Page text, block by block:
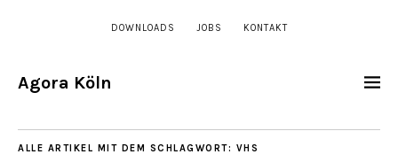
DOWNLOADS JOBS KONTAKT
Agora Köln
ALLE ARTIKEL MIT DEM SCHLAGWORT: VHS